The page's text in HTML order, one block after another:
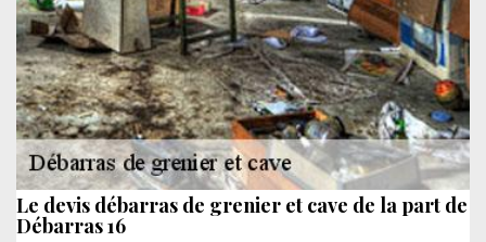
Le devis débarras de grenier et cave de la part de
Débarras 16